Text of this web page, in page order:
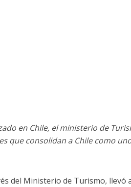
en Chile, el ministerio de
que consolidan a Chile como
del Ministerio de Turismo,